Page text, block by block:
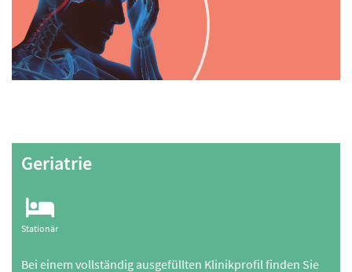
Geriatrie
Stationär
Bei einem vollständig ausgefüllten Klinikprofil finden Sie